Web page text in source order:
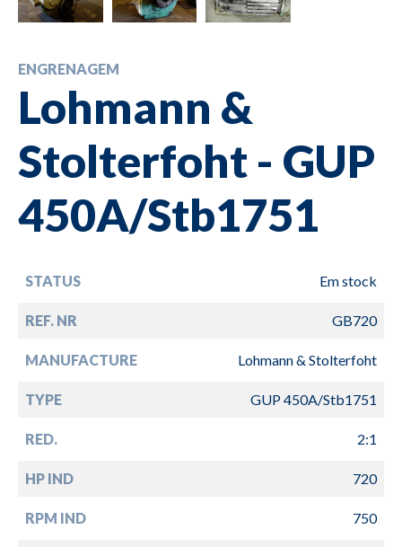
ENGRENAGEM
Lohmann &
Stolterfoht - GUP
450A/Stb1751
STATUS Em stock
REF. NR GB720
MANUFACTURE Lohmann & Stolterfoht
TYPE GUP 450A/Stb1751
RED. 2:1
HP IND 720
RPM IND 750